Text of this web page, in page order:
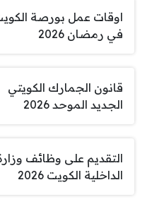
اوقات عمل بورصة
في رمضان 2026
قانون الجمارك الكويتي
الجديد الموحد 2026
التقديم على وظائف
الداخلية الكويت 2026